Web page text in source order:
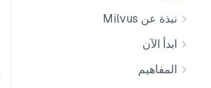
نبذة عن Milvus
ابدأ الآن
المفاهيم